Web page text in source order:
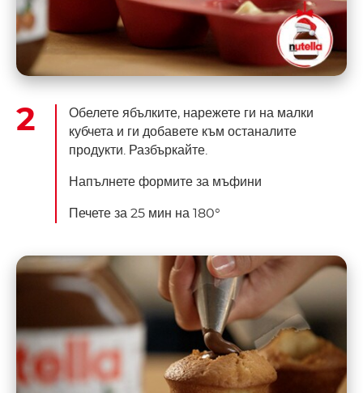
Обелете ябълките, нарежете ги на малки
кубчета и ги добавете към останалите
продукти. Разбъркайте.
Напълнете формите за мъфини
Печете за 25 мин на 180°